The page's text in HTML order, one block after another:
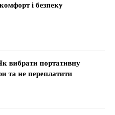
і безпеку
вибрати портативну
та не переплатити